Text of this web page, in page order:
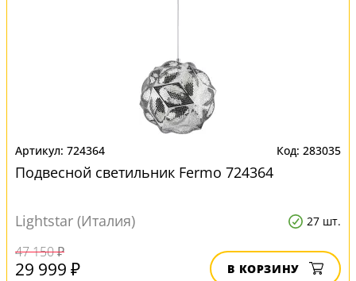
724364 283035
Подвесной светильник Fermo 724364
Lightstar (Италия) 27 шт.
47 150 ₽
29 999 ₽ В КОРЗИНУ